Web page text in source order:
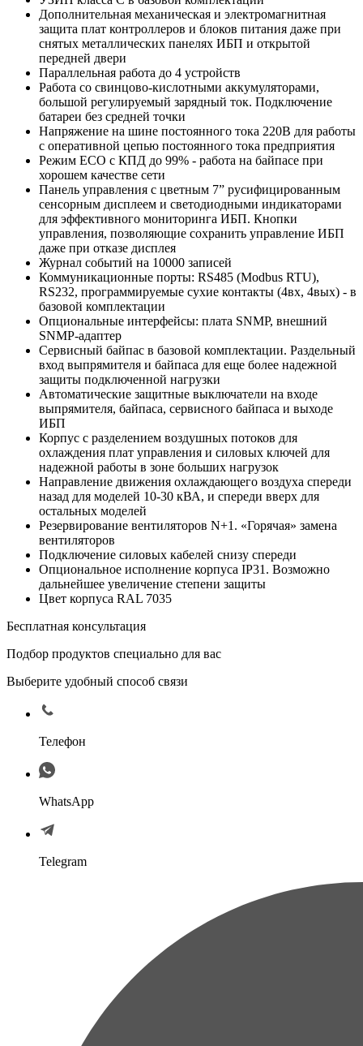
Дополнительная механическая и электромагнитная
защита плат контроллеров и блоков питания даже при
снятых металлических панелях ИБП и открытой
передней двери
Параллельная работа до 4 устройств
Работа со свинцово-кислотными аккумуляторами,
большой регулируемый зарядный ток. Подключение
батареи без средней точки
Напряжение на шине постоянного тока 220В для работы
с оперативной цепью постоянного тока предприятия
Режим ECO с КПД до 99% - работа на байпасе при
хорошем качестве сети
Панель управления с цветным 7” русифицированным
сенсорным дисплеем и светодиодными индикаторами
для эффективного мониторинга ИБП. Кнопки
управления, позволяющие сохранить управление ИБП
даже при отказе дисплея
Журнал событий на 10000 записей
Коммуникационные порты: RS485 (Modbus RTU),
RS232, программируемые сухие контакты (4вх, 4вых) - в
базовой комплектации
Опциональные интерфейсы: плата SNMP, внешний
SNMP-адаптер
Сервисный байпас в базовой комплектации. Раздельный
вход выпрямителя и байпаса для еще более надежной
защиты подключенной нагрузки
Автоматические защитные выключатели на входе
выпрямителя, байпаса, сервисного байпаса и выходе
ИБП
Корпус с разделением воздушных потоков для
охлаждения плат управления и силовых ключей для
надежной работы в зоне больших нагрузок
Направление движения охлаждающего воздуха спереди
назад для моделей 10-30 кВА, и спереди вверх для
остальных моделей
Резервирование вентиляторов N+1. «Горячая» замена
вентиляторов
Подключение силовых кабелей снизу спереди
Опциональное исполнение корпуса IP31. Возможно
дальнейшее увеличение степени защиты
Цвет корпуса RAL 7035
Бесплатная консультация
Подбор продуктов специально для вас
Выберите удобный способ связи
Телефон
WhatsApp
Telegram